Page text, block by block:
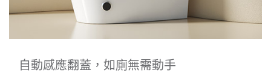
自動感應翻蓋，如廁無需動手